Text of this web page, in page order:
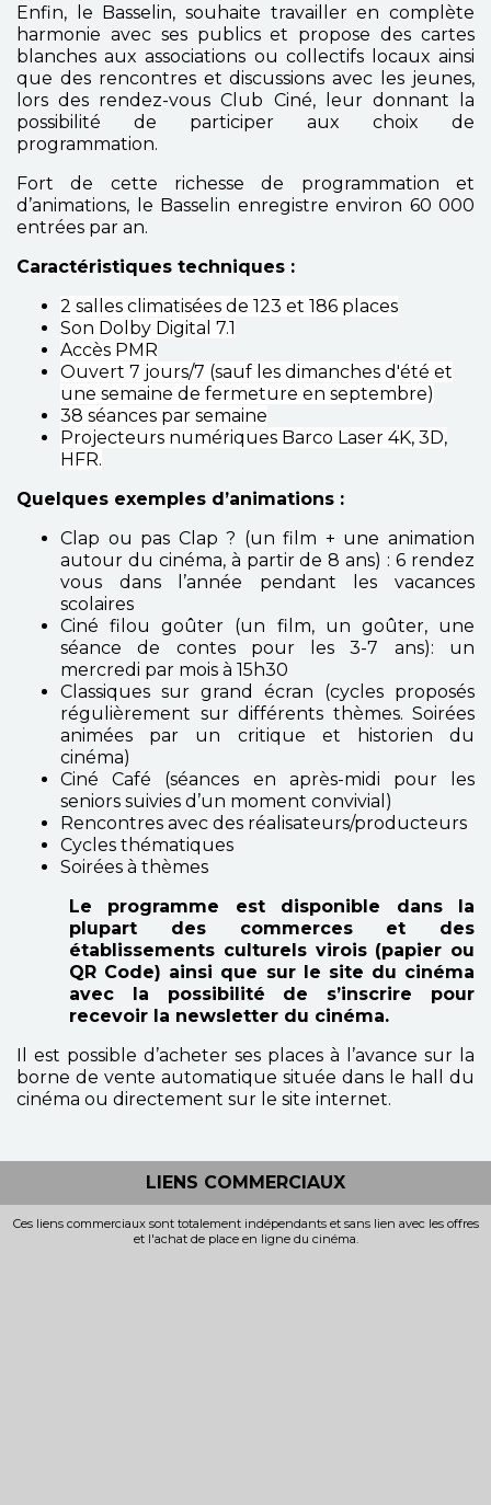
Enfin, le Basselin, souhaite travailler en complète
harmonie avec ses publics et propose des cartes
blanches aux associations ou collectifs locaux ainsi
que des rencontres et discussions avec les jeunes,
lors des rendez-vous Club Ciné, leur donnant la
possibilité de participer aux choix de
programmation.
Fort de cette richesse de programmation et
d’animations, le Basselin enregistre environ 60 000
entrées par an.
Caractéristiques techniques :
2 salles climatisées de 123 et 186 places
Son Dolby Digital 7.1
Accès PMR
Ouvert 7 jours/7 (sauf les dimanches d'été et
une semaine de fermeture en septembre)
38 séances par semaine
Projecteurs numériques Barco Laser 4K, 3D,
HFR.
Quelques exemples d’animations :
Clap ou pas Clap ? (un film + une animation
autour du cinéma, à partir de 8 ans) : 6 rendez
vous dans l’année pendant les vacances
scolaires
Ciné filou goûter (un film, un goûter, une
séance de contes pour les 3-7 ans): un
mercredi par mois à 15h30
Classiques sur grand écran (cycles proposés
régulièrement sur différents thèmes. Soirées
animées par un critique et historien du
cinéma)
Ciné Café (séances en après-midi pour les
seniors suivies d’un moment convivial)
Rencontres avec des réalisateurs/producteurs
Cycles thématiques
Soirées à thèmes
Le programme est disponible dans la
plupart des commerces et des
établissements culturels virois (papier ou
QR Code) ainsi que sur le site du cinéma
avec la possibilité de s’inscrire pour
recevoir la newsletter du cinéma.
Il est possible d’acheter ses places à l’avance sur la
borne de vente automatique située dans le hall du
cinéma ou directement sur le site internet.
LIENS COMMERCIAUX
Ces liens commerciaux sont totalement indépendants et sans lien avec les offres
et l'achat de place en ligne du cinéma.